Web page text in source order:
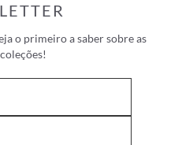
o primeiro a saber sobre as